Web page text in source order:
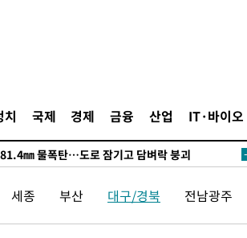
치 국제 경제 금융 산업 IT·바이오
마감…S&P 0.6% 나스닥 1.3%↑
박 '펄펄'…동해안 일부 지역엔 호의주의보
㎜ 물폭탄…도로 잠기고 담벼락 붕괴
나섰다 실종 60대, 닷새 만에 숨진 채 발견
아시안게임서 '홈팀' 일본과 한일전
세종 부산 대구/경북 전남광주